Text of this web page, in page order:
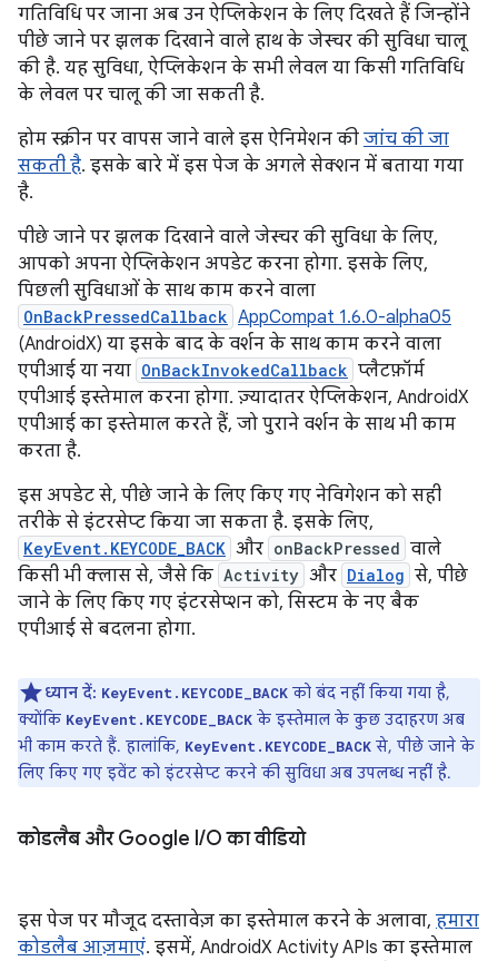
गतिविधि पर जाना अब उन ऐप्लिकेशन के लिए दिखते हैं जिन्होंने
पीछे जाने पर झलक दिखाने वाले हाथ के जेस्चर की सुविधा चालू
की है. यह सुविधा, ऐप्लिकेशन के सभी लेवल या किसी गतिविधि
के लेवल पर चालू की जा सकती है.
होम स्क्रीन पर वापस जाने वाले इस ऐनिमेशन की जांच की जा
सकती है. इसके बारे में इस पेज के अगले सेक्शन में बताया गया
है.
पीछे जाने पर झलक दिखाने वाले जेस्चर की सुविधा के लिए,
आपको अपना ऐप्लिकेशन अपडेट करना होगा. इसके लिए,
पिछली सुविधाओं के साथ काम करने वाला
OnBackPressedCallback AppCompat 1.6.0-alpha05
(AndroidX) या इसके बाद के वर्शन के साथ काम करने वाला
एपीआई या नया OnBackInvokedCallback प्लैटफ़ॉर्म
एपीआई इस्तेमाल करना होगा. ज़्यादातर ऐप्लिकेशन, AndroidX
एपीआई का इस्तेमाल करते हैं, जो पुराने वर्शन के साथ भी काम
करता है.
इस अपडेट से, पीछे जाने के लिए किए गए नेविगेशन को सही
तरीके से इंटरसेप्ट किया जा सकता है. इसके लिए,
KeyEvent.KEYCODE_BACK और onBackPressed वाले
किसी भी क्लास से, जैसे कि Activity और Dialog से, पीछे
जाने के लिए किए गए इंटरसेप्शन को, सिस्टम के नए बैक
एपीआई से बदलना होगा.
ध्यान दें: KeyEvent.KEYCODE_BACK को बंद नहीं किया गया है,
क्योंकि KeyEvent.KEYCODE_BACK के इस्तेमाल के कुछ उदाहरण अब
भी काम करते हैं. हालांकि, KeyEvent.KEYCODE_BACK से, पीछे जाने के
लिए किए गए इवेंट को इंटरसेप्ट करने की सुविधा अब उपलब्ध नहीं है.
कोडलैब और Google I/O का वीडियो
इस पेज पर मौजूद दस्तावेज़ का इस्तेमाल करने के अलावा, हमारा
कोडलैब आज़माएं. इसमें, AndroidX Activity APIs का इस्तेमाल